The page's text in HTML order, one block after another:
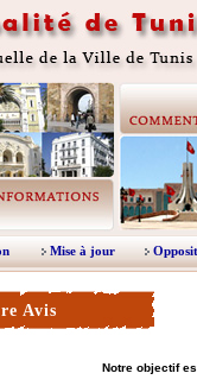
Mise à jour
Avis
Notre objectif